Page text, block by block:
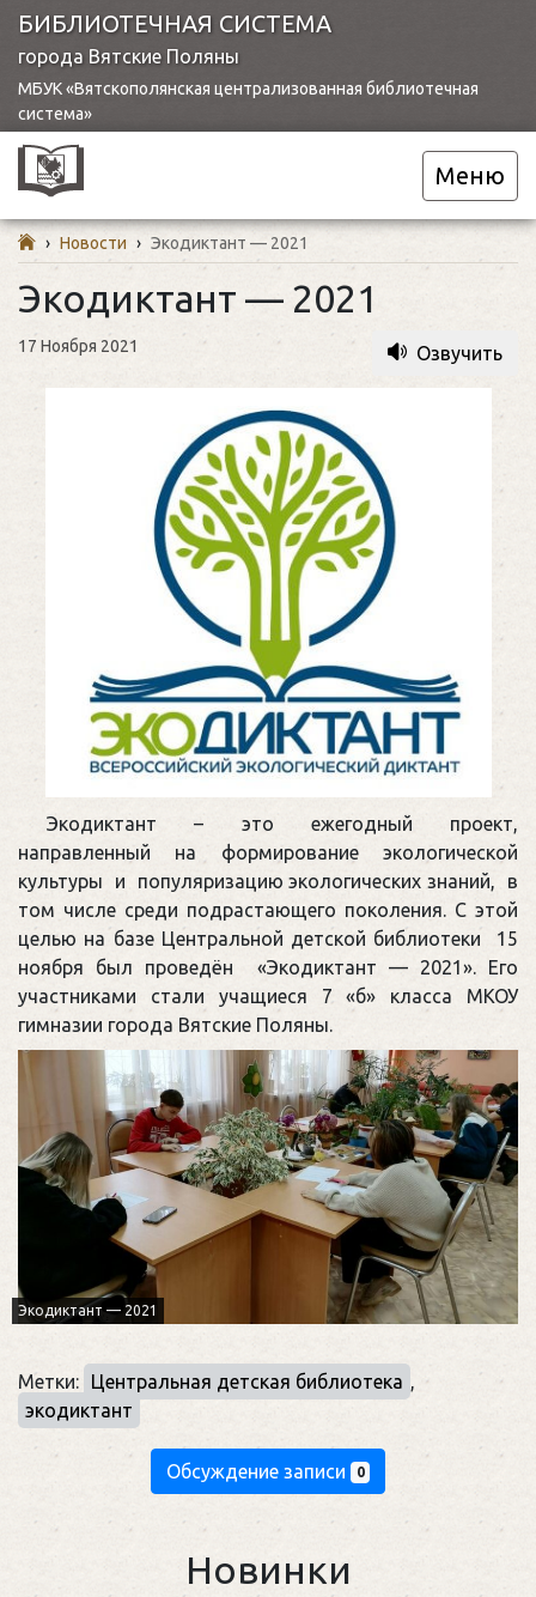
БИБЛИОТЕЧНАЯ СИСТЕМА
города Вятские Поляны
МБУК «Вятскополянская централизованная библиотечная
система»
Меню
› Новости › Экодиктант — 2021
Экодиктант — 2021
17 Ноября 2021 Озвучить
Экодиктант – это ежегодный проект,
направленный на формирование экологической
культуры и популяризацию экологических знаний, в
том числе среди подрастающего поколения. С этой
целью на базе Центральной детской библиотеки 15
ноября был проведён «Экодиктант — 2021». Его
участниками стали учащиеся 7 «б» класса МКОУ
гимназии города Вятские Поляны.
Экодиктант — 2021
Метки: Центральная детская библиотека ,
экодиктант
Обсуждение записи 0
Новинки